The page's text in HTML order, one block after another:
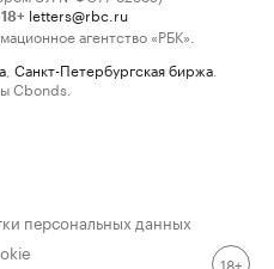
18+ letters@rbc.ru
агентство «РБК».
Санкт-Петербургская биржа
Cbonds.
персональных данных
18+